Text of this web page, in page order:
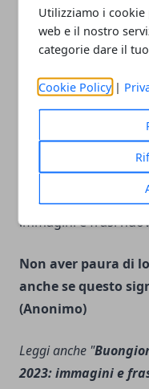
Utilizziamo i
web e il nostro
categorie dare il
Cookie Policy |
“Tra vent’anni non
Allora levate
catturate il vento
Sognate. Scoprite.’’
Non aver paura di
anche se questo
(Anonimo)
Leggi anche "
2023: immagini e